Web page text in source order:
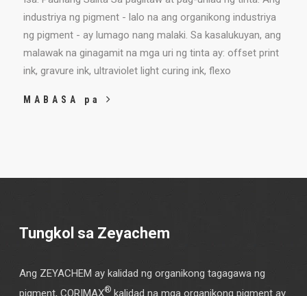
industriya ng pigment - lalo na ang organikong industriya
ng pigment - ay lumago nang malaki. Sa kasalukuyan, ang
malawak na ginagamit na mga uri ng tinta ay: offset print
ink, gravure ink, ultraviolet light curing ink, flexo
MABASA pa
Tungkol sa Zeyachem
Ang ZEYACHEM ay kalidad ng organikong tagagawa ng
pigment, CORIMAX®kalidad na mga organikong pigment ay